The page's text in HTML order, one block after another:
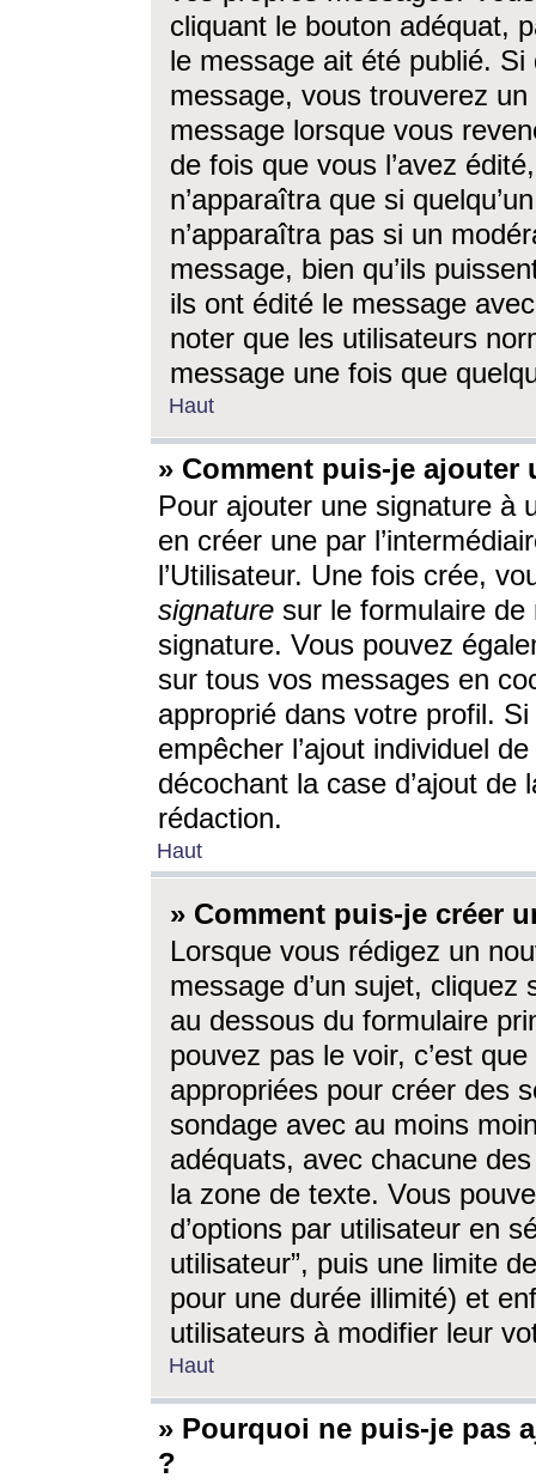
cliquant le bouton adéquat,
le message ait été publié. Si
message, vous trouverez
message lorsque vous
de fois que vous l’avez
n’apparaîtra que si
n’apparaîtra pas si un
message, bien qu’ils
ils ont édité le message
noter que les utilisateurs
message une fois que
Haut
» Comment puis-je ajouter
Pour ajouter une signature à
en créer une par
l’Utilisateur. Une fois crée,
signature sur le formulaire de
signature. Vous pouvez
sur tous vos messages en
approprié dans votre profil.
empêcher l’ajout individuel
décochant la case d’ajout
rédaction.
Haut
» Comment puis-je créer
Lorsque vous rédigez un
message d’un sujet, cliquez
au dessous du formulaire
pouvez pas le voir, c’est
appropriées pour créer des
sondage avec au moins
adéquats, avec chacune
la zone de texte. Vous
d’options par utilisateur en
utilisateur”, puis une limite
pour une durée illimité) et
utilisateurs à modifier leur
Haut
» Pourquoi ne puis-je pas
?